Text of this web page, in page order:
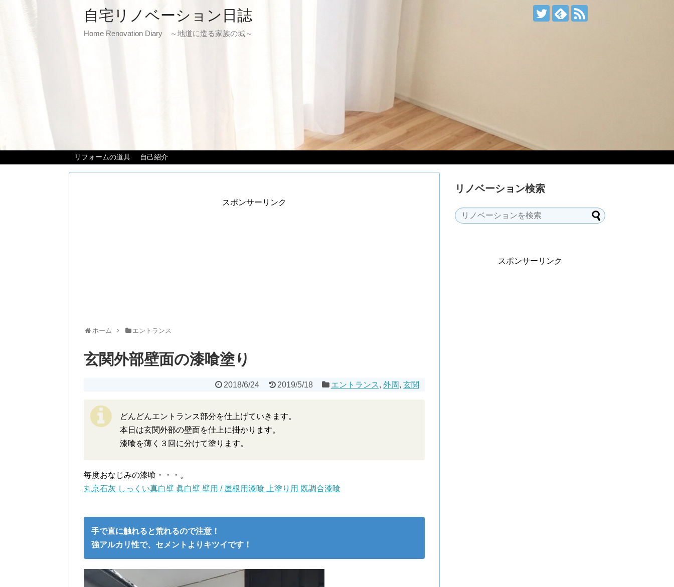
自宅リノベーション日誌
Home Renovation Diary ～地道に造る家族の城～
リフォームの道具 自己紹介
スポンサーリンク
ホーム エントランス
玄関外部壁面の漆喰塗り
2018/6/24 2019/5/18 エントランス, 外周 , 玄関
どんどんエントランス部分を仕上げていきます。
本日は玄関外部の壁面を仕上に掛かります。
漆喰を薄く３回に分けて塗ります。
毎度おなじみの漆喰・・・。
丸京石灰 しっくい真白壁 眞白壁 壁用 / 屋根用漆喰 上塗り用 既調合漆喰
手で直に触れると荒れるので注意！
強アルカリ性で、セメントよりキツイです！
リノベーション検索
スポンサーリンク